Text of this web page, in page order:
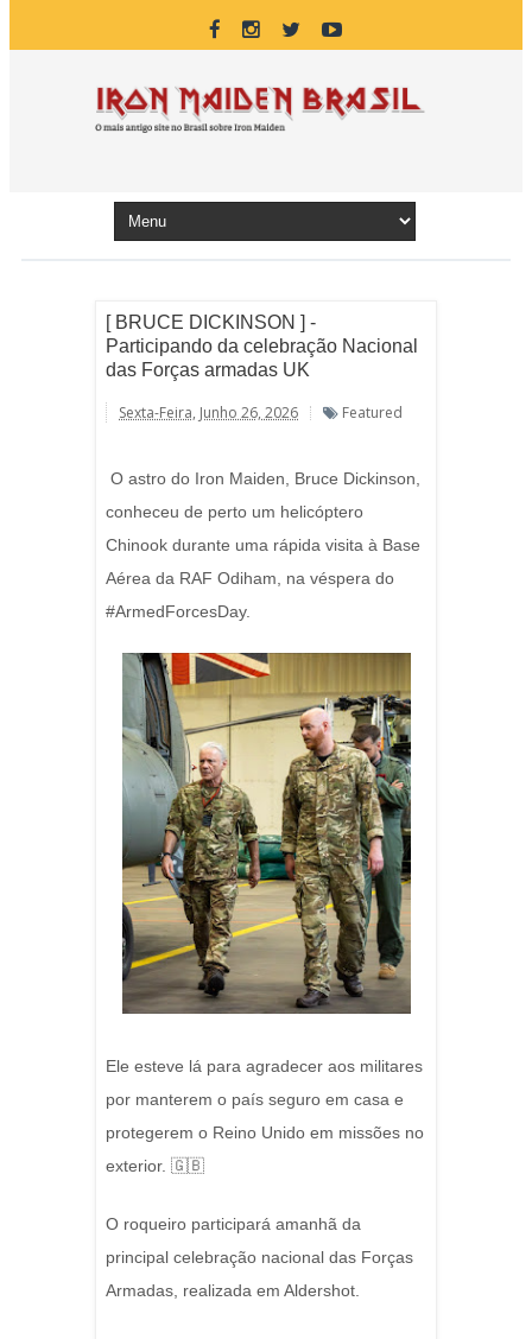
[ BRUCE DICKINSON ] -
Participando da celebração Nacional
das Forças armadas UK
Sexta-Feira, Junho 26, 2026 Featured
O astro do Iron Maiden, Bruce Dickinson,
conheceu de perto um helicóptero
Chinook durante uma rápida visita à Base
Aérea da RAF Odiham, na véspera do
#ArmedForcesDay.
Ele esteve lá para agradecer aos militares
por manterem o país seguro em casa e
protegerem o Reino Unido em missões no
exterior. 🇬🇧
O roqueiro participará amanhã da
principal celebração nacional das Forças
Armadas, realizada em Aldershot.